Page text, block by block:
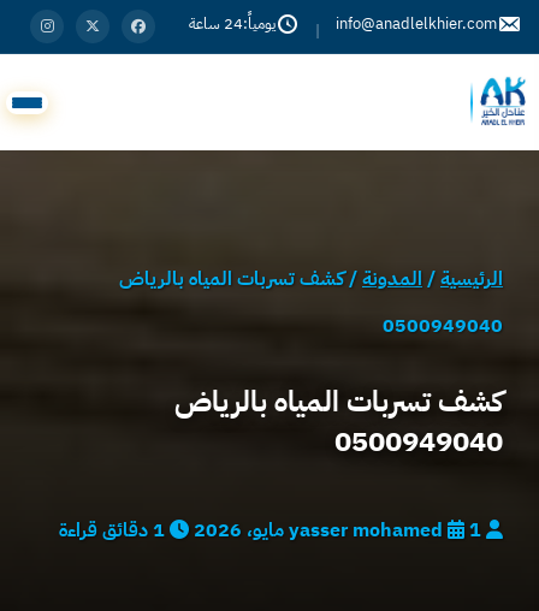
info@anadlelkhier.com
| يومياً:24 ساعة
الرئيسية/المدونة/كشف تسربات المياه بالرياض
0500949040
كشف تسربات المياه بالرياض
0500949040
1 مايو، 2026